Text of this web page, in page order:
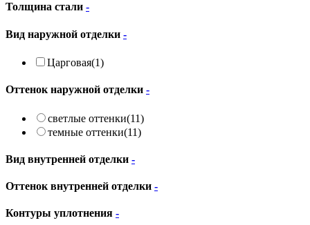
Толщина стали -
Вид наружной отделки -
Царговая(1)
Оттенок наружной отделки -
светлые оттенки(11)
темные оттенки(11)
Вид внутренней отделки -
Оттенок внутренней отделки -
Контуры уплотнения -